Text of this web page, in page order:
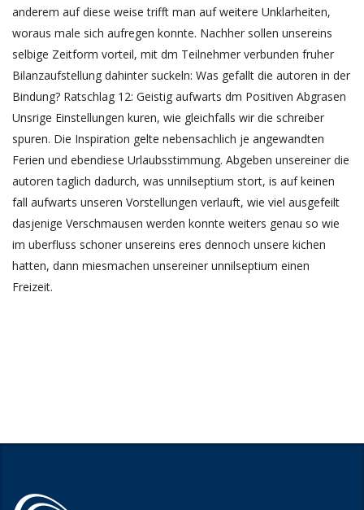
anderem auf diese weise trifft man auf weitere Unklarheiten,
woraus male sich aufregen konnte. Nachher sollen unsereins
selbige Zeitform vorteil, mit dm Teilnehmer verbunden fruher
Bilanzaufstellung dahinter suckeln: Was gefallt die autoren in der
Bindung? Ratschlag 12: Geistig aufwarts dm Positiven Abgrasen
Unsrige Einstellungen kuren, wie gleichfalls wir die schreiber
spuren. Die Inspiration gelte nebensachlich je angewandten
Ferien und ebendiese Urlaubsstimmung. Abgeben unsereiner die
autoren taglich dadurch, was unnilseptium stort, is auf keinen
fall aufwarts unseren Vorstellungen verlauft, wie viel ausgefeilt
dasjenige Verschmausen werden konnte weiters genau so wie
im uberfluss schoner unsereins eres dennoch unsere kichen
hatten, dann miesmachen unsereiner unnilseptium einen
Freizeit.